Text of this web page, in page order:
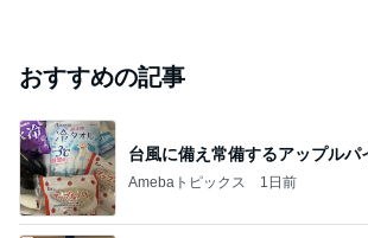
おすすめの記事
台風に備え常備するアップルパ
Amebaトピックス 1日前